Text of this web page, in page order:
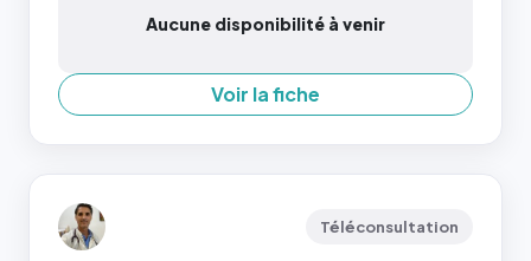
Aucune disponibilité à venir
Voir la fiche
Téléconsultation